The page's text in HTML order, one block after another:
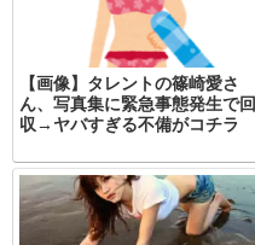
【画像】タレントの篠崎愛さ
ん、写真集に緊急事態発生で回
収→ヤバすぎる不備がコチラ